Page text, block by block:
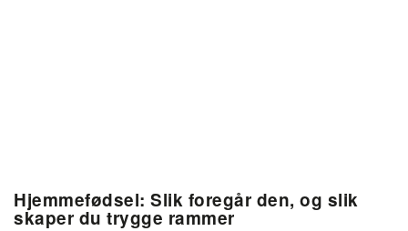
Hjemmefødsel: Slik foregår den, og slik
skaper du trygge rammer